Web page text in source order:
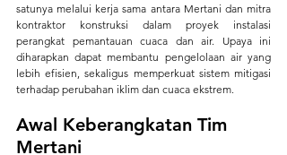
satunya melalui kerja sama antara Mertani dan mitra
kontraktor konstruksi dalam proyek instalasi
perangkat pemantauan cuaca dan air. Upaya ini
diharapkan dapat membantu pengelolaan air yang
lebih efisien, sekaligus memperkuat sistem mitigasi
terhadap perubahan iklim dan cuaca ekstrem.
Awal Keberangkatan Tim
Mertani